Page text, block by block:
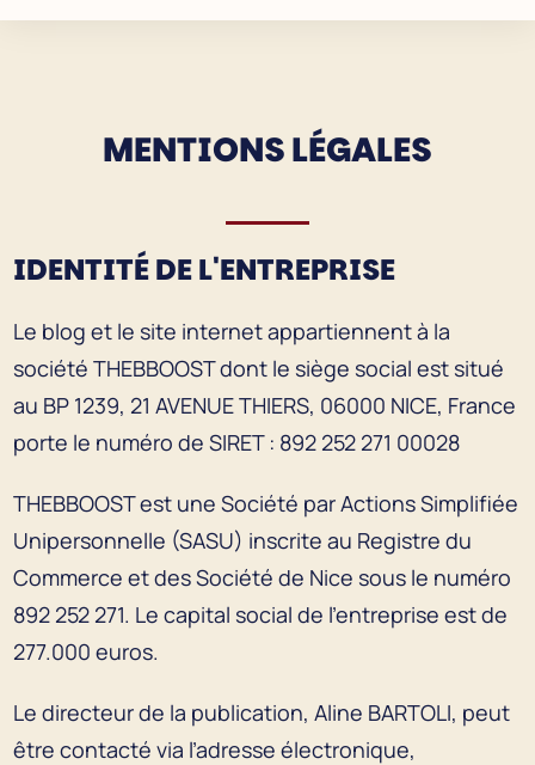
MENTIONS LÉGALES
IDENTITÉ DE L'ENTREPRISE
Le blog et le site internet appartiennent à la
société THEBBOOST dont le siège social est situé
au BP 1239, 21 AVENUE THIERS, 06000 NICE, France
porte le numéro de SIRET : 892 252 271 00028
THEBBOOST est une Société par Actions Simplifiée
Unipersonnelle (SASU) inscrite au Registre du
Commerce et des Société de Nice sous le numéro
892 252 271. Le capital social de l'entreprise est de
277.000 euros.
Le directeur de la publication, Aline BARTOLI, peut
être contacté via l’adresse électronique,